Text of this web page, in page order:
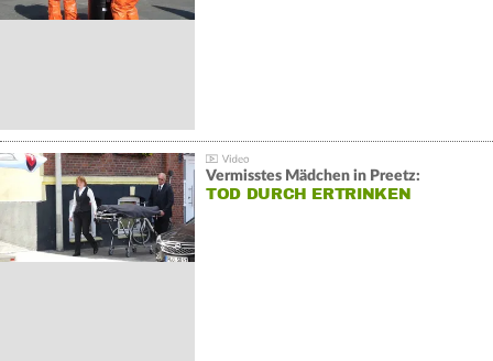
Vermisstes Mädchen in Preetz:
TOD DURCH ERTRINKEN